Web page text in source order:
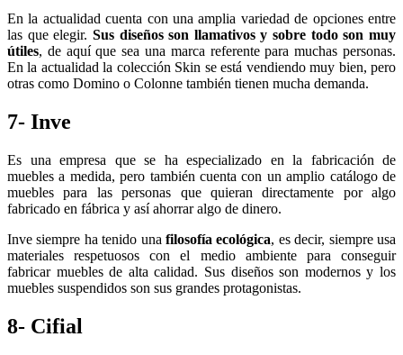
En la actualidad cuenta con una amplia variedad de opciones entre
las que elegir. Sus diseños son llamativos y sobre todo son muy
útiles, de aquí que sea una marca referente para muchas personas.
En la actualidad la colección Skin se está vendiendo muy bien, pero
otras como Domino o Colonne también tienen mucha demanda.
7- Inve
Es una empresa que se ha especializado en la fabricación de
muebles a medida, pero también cuenta con un amplio catálogo de
muebles para las personas que quieran directamente por algo
fabricado en fábrica y así ahorrar algo de dinero.
Inve siempre ha tenido una filosofía ecológica, es decir, siempre usa
materiales respetuosos con el medio ambiente para conseguir
fabricar muebles de alta calidad. Sus diseños son modernos y los
muebles suspendidos son sus grandes protagonistas.
8- Cifial